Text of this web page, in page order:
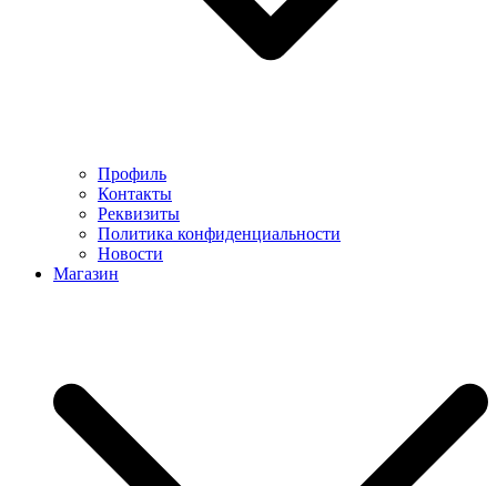
Профиль
Контакты
Реквизиты
Политика конфиденциальности
Новости
Магазин